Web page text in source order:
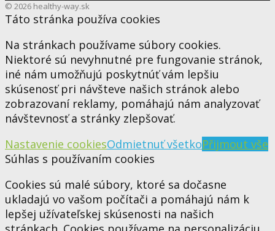
© 2026 healthy-way.sk
Táto stránka používa cookies
Na stránkach používame súbory cookies.
Niektoré sú nevyhnutné pre fungovanie stránok,
iné nám umožňujú poskytnúť vám lepšiu
skúsenosť pri návšteve našich stránok alebo
zobrazovaní reklamy, pomáhajú nám analyzovať
návštevnosť a stránky zlepšovať.
Nastavenie cookiesOdmietnuť všetkoPřijmout vše
Súhlas s používaním cookies
Cookies sú malé súbory, ktoré sa dočasne
ukladajú vo vašom počítači a pomáhajú nám k
lepšej užívateľskej skúsenosti na našich